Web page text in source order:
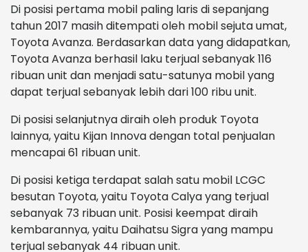
Di posisi pertama mobil paling laris di sepanjang
tahun 2017 masih ditempati oleh mobil sejuta umat,
Toyota Avanza. Berdasarkan data yang didapatkan,
Toyota Avanza berhasil laku terjual sebanyak 116
ribuan unit dan menjadi satu-satunya mobil yang
dapat terjual sebanyak lebih dari 100 ribu unit.
Di posisi selanjutnya diraih oleh produk Toyota
lainnya, yaitu Kijan Innova dengan total penjualan
mencapai 61 ribuan unit.
Di posisi ketiga terdapat salah satu mobil LCGC
besutan Toyota, yaitu Toyota Calya yang terjual
sebanyak 73 ribuan unit. Posisi keempat diraih
kembarannya, yaitu Daihatsu Sigra yang mampu
terjual sebanyak 44 ribuan unit.